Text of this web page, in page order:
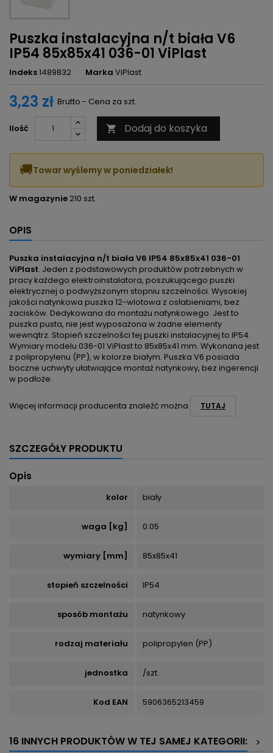
Puszka instalacyjna n/t biała V6
IP54 85x85x41 036-01 ViPlast
Indeks1489832 Marka ViPlast
3,23 zł Brutto - Cena za szt.
Ilość  Dodaj do koszyka
🚚Towar wyślemy w poniedziałek!
W magazynie 210 szt.
OPIS
Puszka instalacyjna n/t biała V6 IP54 85x85x41 036-01
ViPlast. Jeden z podstawowych produktów potrzebnych w
pracy każdego elektroinstalatora, poszukującego puszki
elektrycznej o podwyższonym stopniu szczelności. Wysokiej
jakości natynkowa puszka 12-wlotowa z osłabieniami, bez
zacisków. Dedykowana do montażu natynkowego. Jest to
puszka pusta, nie jest wyposażona w żadne elementy
wewnątrz. Stopień szczelności tej puszki instalacyjnej to IP54.
Wymiary modelu 036-01 ViPlast to 85x85x41 mm. Wykonana jest
z polipropylenu (PP), w kolorze białym. Puszka V6 posiada
boczne uchwyty ułatwiające montaż natynkowy, bez ingerencji
w podłoże.
Więcej informacji producenta znaleźć można TUTAJ
SZCZEGÓŁY PRODUKTU
Opis
kolor biały
waga [kg] 0.05
wymiary [mm] 85x85x41
stopień szczelności IP54
sposób montażu natynkowy
rodzaj materiału polipropylen (PP)
jednostka /szt.
Kod EAN 5906365213459
16 INNYCH PRODUKTÓW W TEJ SAMEJ KATEGORII:
>